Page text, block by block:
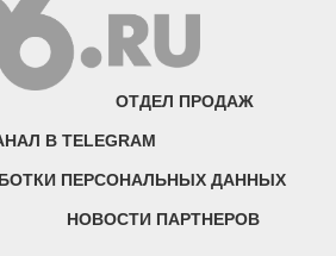
ОТДЕЛ ПРОДАЖ
В TELEGRAM
ПЕРСОНАЛЬНЫХ ДАННЫХ
НОВОСТИ ПАРТНЕРОВ